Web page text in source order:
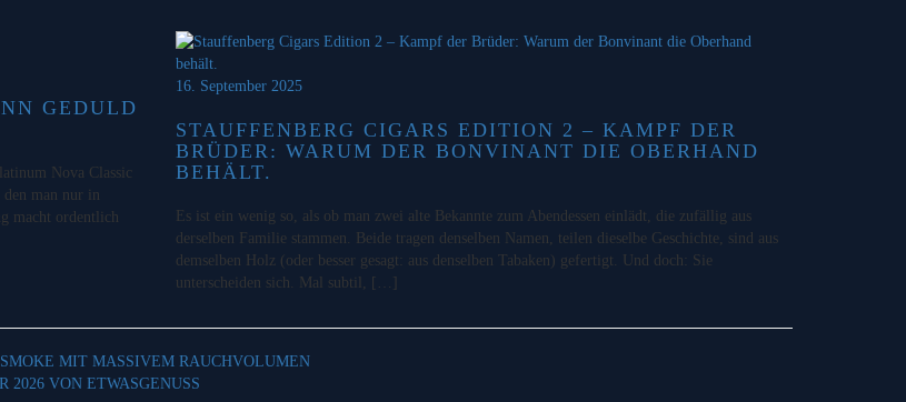
GEDULD
Nova Classic
den man nur in
macht ordentlich
16. September 2025
STAUFFENBERG CIGARS EDITION 2 – KAMPF DER
BRÜDER: WARUM DER BONVINANT DIE OBERHAND
BEHÄLT.
Es ist ein wenig so, als ob man zwei alte Bekannte zum Abendessen einlädt, die zufällig aus
derselben Familie stammen. Beide tragen denselben Namen, teilen dieselbe Geschichte, sind aus
demselben Holz (oder besser gesagt: aus denselben Tabaken) gefertigt. Und doch: Sie
unterscheiden sich. Mal subtil, […]
MIT MASSIVEM RAUCHVOLUMEN
2026 VON ETWASGENUSS